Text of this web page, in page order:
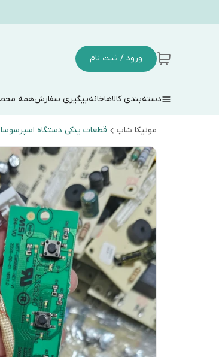
ورود / ثبت نام
دسته‌بندی کالاهاخانهپیگیری سفارشهمه
مونیکا شاپ قطعات یدکی دستگاه